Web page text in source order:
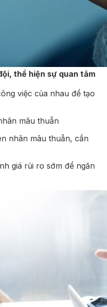
thể hiện sự quan tâm
việc của nhau để tạo
mâu thuẫn
nhân mâu thuẫn, cần
giá rủi ro sớm để ngăn